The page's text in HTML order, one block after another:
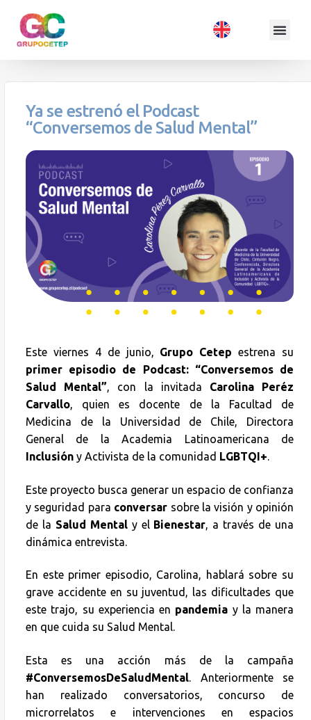
Ya se estrenó el Podcast
“Conversemos de Salud Mental”
Este viernes 4 de junio, Grupo Cetep estrena su
primer episodio de Podcast: “Conversemos de
Salud Mental”, con la invitada Carolina Peréz
Carvallo, quien es docente de la Facultad de
Medicina de la Universidad de Chile, Directora
General de la Academia Latinoamericana de
Inclusión y Activista de la comunidad LGBTQI+.
Este proyecto busca generar un espacio de confianza
y seguridad para conversar sobre la visión y opinión
de la Salud Mentaly el Bienestar, a través de una
dinámica entrevista.
En este primer episodio, Carolina, hablará sobre su
grave accidente en su juventud, las dificultades que
este trajo, su experiencia en pandemia y la manera
en que cuida su Salud Mental.
Esta es una acción más de la campaña
#ConversemosDeSaludMental. Anteriormente se
han realizado conversatorios, concurso de
microrrelatos e intervenciones en espacios